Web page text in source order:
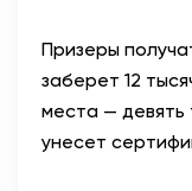
Призеры
заберет 12
места — девять
унесет